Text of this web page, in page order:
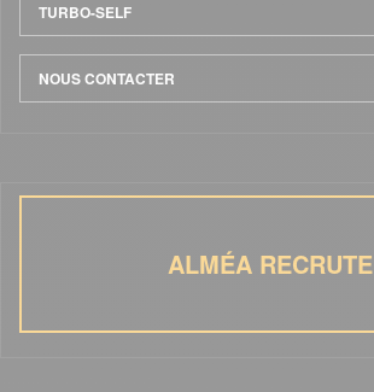
TURBO-SELF
NOUS CONTACTER
ALMÉA RECRUTE